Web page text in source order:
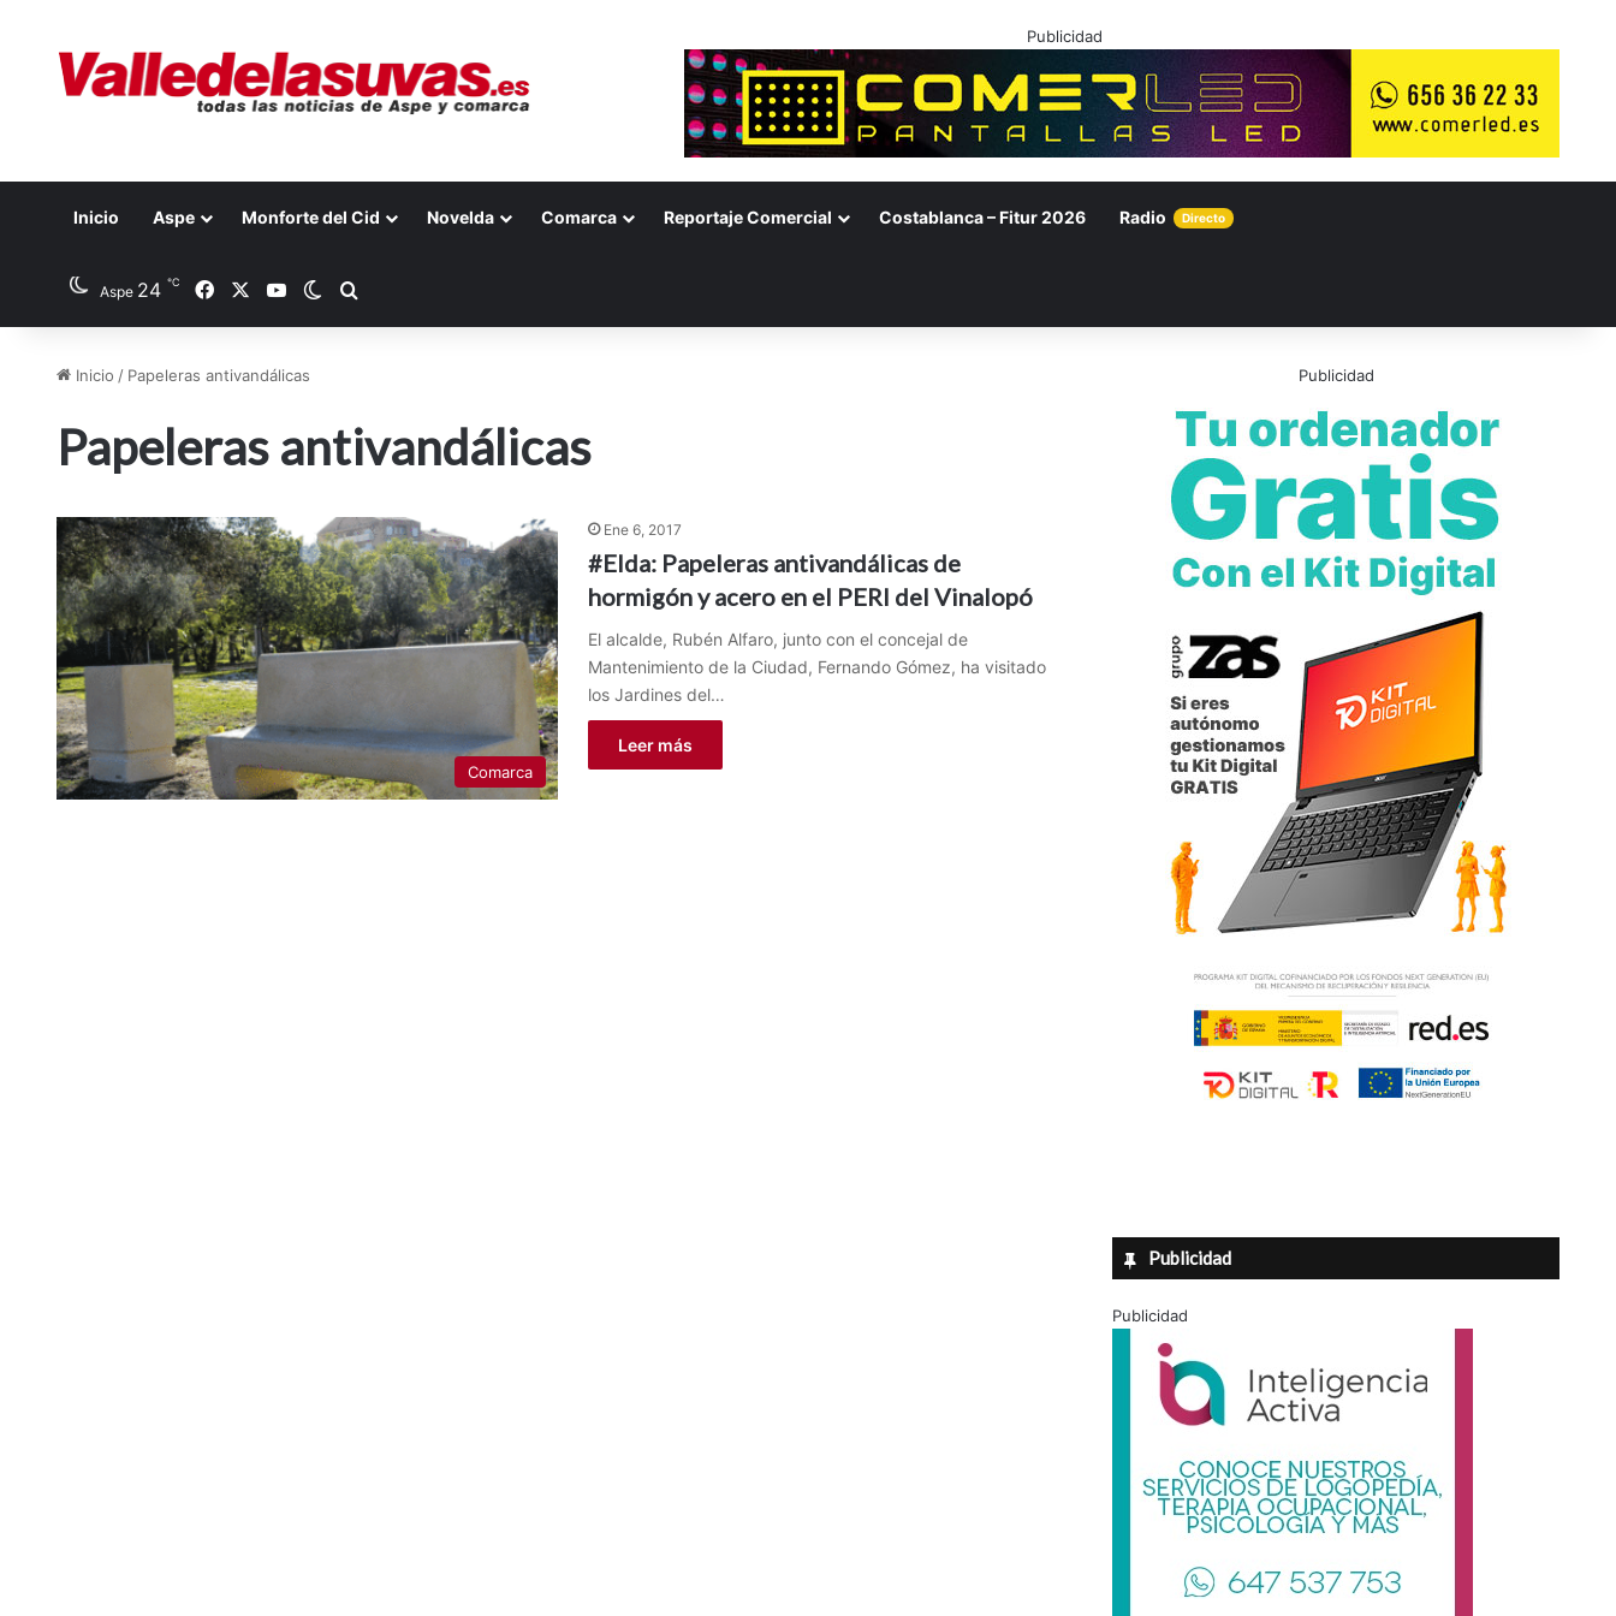
Publicidad
Inicio Aspe Monforte del Cid Novelda Comarca Reportaje Comercial Costablanca – Fitur 2026 Radio Directo
Aspe 24 ℃ FacebookYouTubeSwitch skin
Inicio / Papeleras antivandálicas
Papeleras antivandálicas
Comarca
Ene 6, 2017
#Elda: Papeleras antivandálicas de
hormigón y acero en el PERI del Vinalopó
El alcalde, Rubén Alfaro, junto con el concejal de
Mantenimiento de la Ciudad, Fernando Gómez, ha visitado
los Jardines del…
Leer más
Publicidad
Publicidad
Publicidad